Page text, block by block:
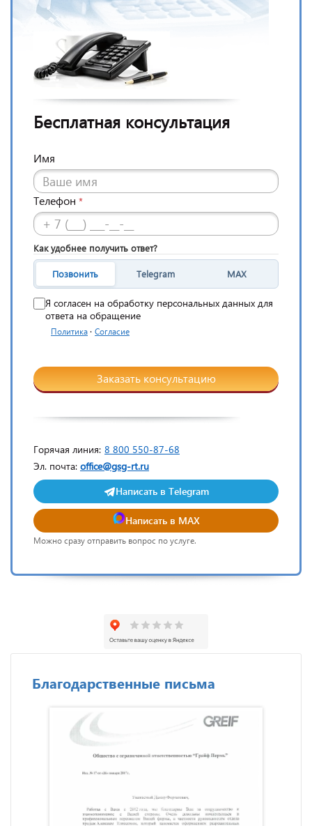
Бесплатная консультация
Имя
Телефон *
Как удобнее получить ответ?
Позвонить Telegram MAX
Я согласен на обработку персональных данных для
ответа на обращение
Политика · Согласие
Заказать консультацию
Горячая линия: 8 800 550-87-68
Эл. почта: office@gsg-rt.ru
Написать в Telegram
Написать в MAX
Можно сразу отправить вопрос по услуге.
Благодарственные письма